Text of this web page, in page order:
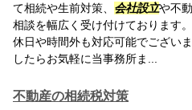
て相続や生前対策、 会社設立や不
相談を幅広く受け付けております
休日や時間外も対応可能でござい
したらお気軽に当事務所ま...
不動産の相続税対策